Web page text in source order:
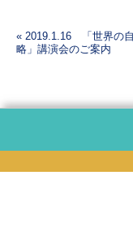
投稿ナビゲーショ
« 2019.1.16 「世界の
略」講演会のご案内